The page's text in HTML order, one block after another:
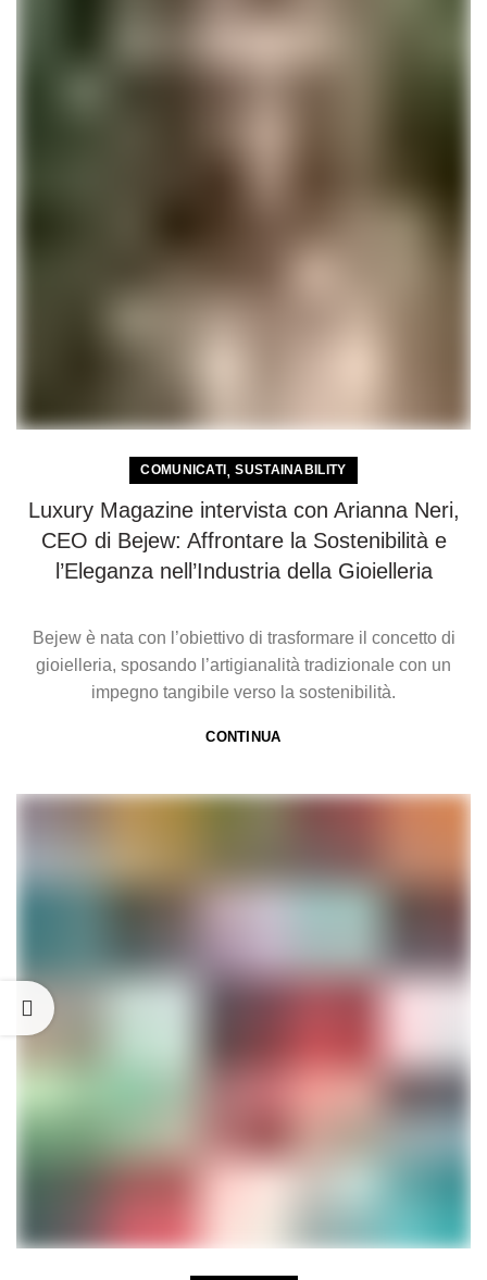
COMUNICATI ,SUSTAINABILITY
Luxury Magazine intervista con Arianna Neri,
CEO di Bejew: Affrontare la Sostenibilità e
l’Eleganza nell’Industria della Gioielleria
Bejew è nata con l’obiettivo di trasformare il concetto di
gioielleria, sposando l’artigianalità tradizionale con un
impegno tangibile verso la sostenibilità.
CONTINUA